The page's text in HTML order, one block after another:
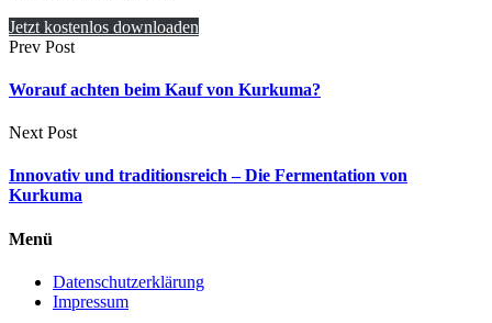
Jetzt kostenlos downloaden
Prev Post
Worauf achten beim Kauf von Kurkuma?
Next Post
Innovativ und traditionsreich – Die Fermentation von
Kurkuma
Menü
Datenschutzerklärung
Impressum